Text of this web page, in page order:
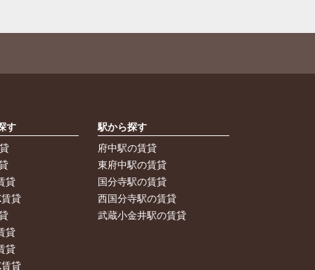
す
貸
貸
貸
貸
貸
駅から探す
府中駅の賃貸
東府中駅の賃貸
国分寺駅の賃貸
西国分寺駅の賃貸
武蔵小金井駅の賃貸